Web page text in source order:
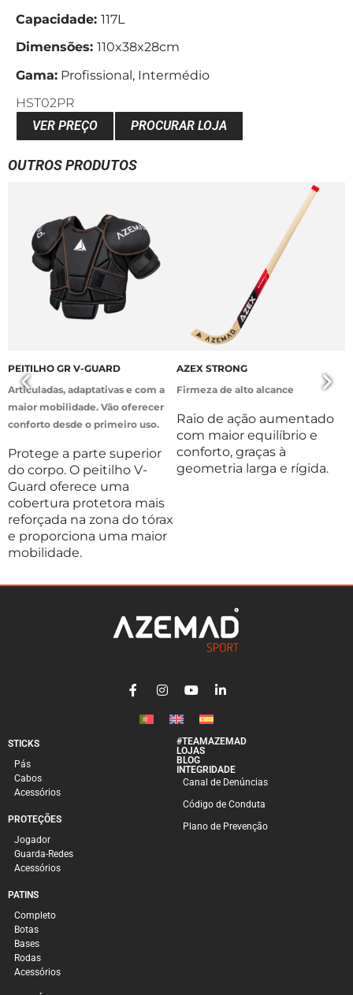
Capacidade: 117L
Dimensões: 110x38x28cm
Gama: Profissional, Intermédio
HST02PR
VER PREÇO
PROCURAR LOJA
OUTROS PRODUTOS
PEITILHO GR V-GUARD
Articuladas, adaptativas e com a
maior mobilidade. Vão oferecer
conforto desde o primeiro uso.
Protege a parte superior
do corpo. O peitilho V-
Guard oferece uma
cobertura protetora mais
reforçada na zona do tórax
e proporciona uma maior
mobilidade.
AZEX STRONG
Firmeza de alto alcance
Raio de ação aumentado
com maior equilíbrio e
conforto, graças à
geometria larga e rígida.
STICKS
Pás
Cabos
Acessórios
PROTEÇÕES
Jogador
Guarda-Redes
Acessórios
PATINS
Completo
Botas
Bases
Rodas
Acessórios
#TEAMAZEMAD
LOJAS
BLOG
INTEGRIDADE
Canal de Denúncias
Código de Conduta
Plano de Prevenção